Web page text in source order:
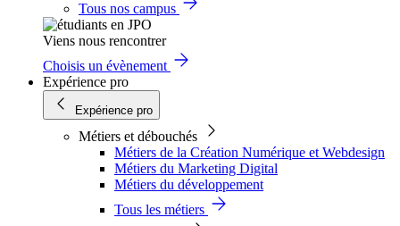
Tous nos campus
Viens nous rencontrer
Choisis un évènement
Expérience pro
Expérience pro
Métiers et débouchés
Métiers de la Création Numérique et Webdesign
Métiers du Marketing Digital
Métiers du développement
Tous les métiers